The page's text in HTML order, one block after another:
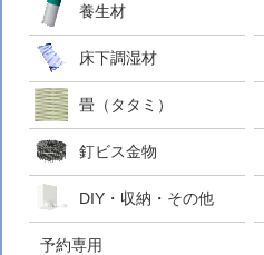
養生材
床下調湿材
畳（タタミ）
釘ビス金物
DIY・収納・その他
予約専用